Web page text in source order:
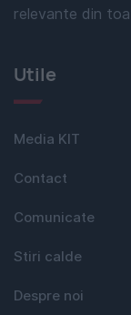
relevante din
Utile
Media KIT
Contact
Comunicate
Stiri calde
Despre noi